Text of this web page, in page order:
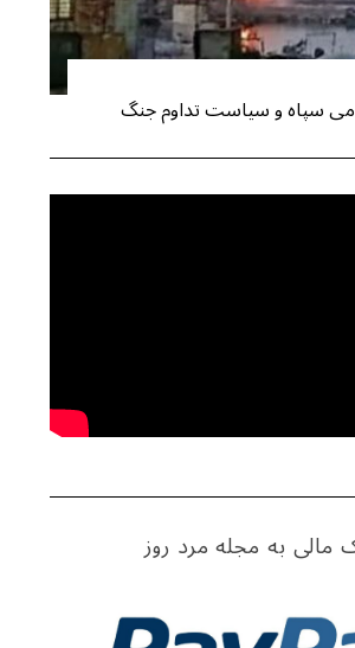
سپاه و سیاست تداوم جنگ
به مجله مرد روز